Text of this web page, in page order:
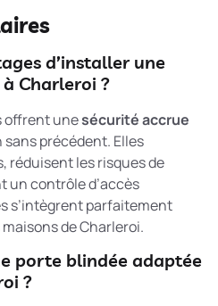
d’installer une
Charleroi ?
offrent unesécurité accrue
précédent. Elles
réduisent les risques de
un contrôle d’accès
s’intègrent parfaitement
de Charleroi.
porte blindée adaptée
?